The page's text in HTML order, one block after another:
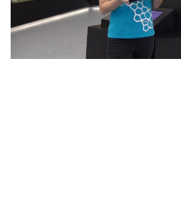
Für Home-Schooling und
zahlreiche Online-Angebote an.
Materialien für das